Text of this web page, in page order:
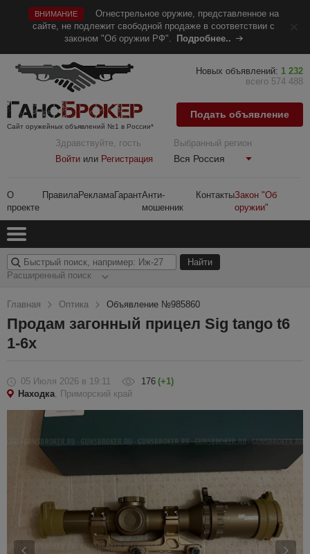
ВНИМАНИЕ
Огнестрельное оружие, представленное на
сайте, не подлежит свободной продаже в соответствии с
законом "Об оружии РФ".
Подробнее..
Сайт оружейных объявлений №1 в России*
Здравствуйте, гость
Войти или Регистрация
Выбранный регион
Вся Россия
О
проекте
ПравилаРекламаГарантАнти-
мошенник
КонтактыЗакон "Об
оружии"
Новых объявлений: 1 232
всего 574 488
Подать объявление
Расширенный поиск
Главная Оптика Объявление №985860
Продам загонный прицел Sig tango t6
1-6x
05 Июля 2026 в 19:11 176 (+1)
Находка, Приморский край